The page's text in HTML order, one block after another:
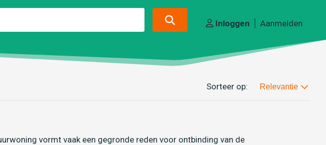
Inloggen Aanmelden
Sorteer op: Relevantie
vormt vaak een gegronde reden voor ontbinding van de